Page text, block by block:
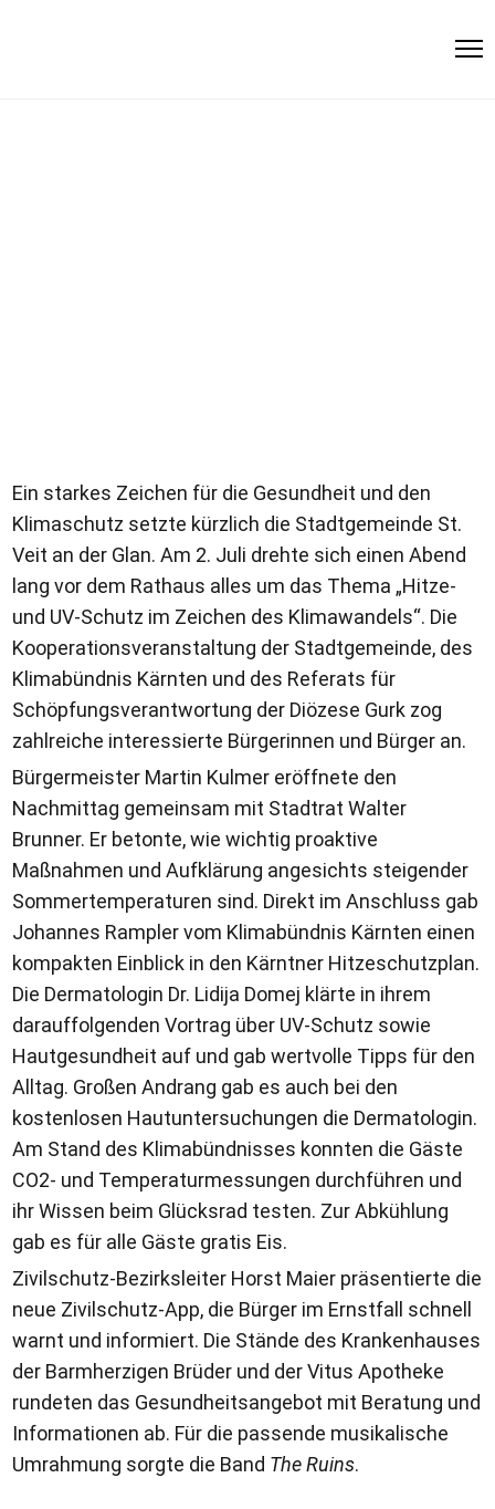
Ein starkes Zeichen für die Gesundheit und den
Klimaschutz setzte kürzlich die Stadtgemeinde St.
Veit an der Glan. Am 2. Juli drehte sich einen Abend
lang vor dem Rathaus alles um das Thema „Hitze-
und UV-Schutz im Zeichen des Klimawandels“. Die
Kooperationsveranstaltung der Stadtgemeinde, des
Klimabündnis Kärnten und des Referats für
Schöpfungsverantwortung der Diözese Gurk zog
zahlreiche interessierte Bürgerinnen und Bürger an.
Bürgermeister Martin Kulmer eröffnete den
Nachmittag gemeinsam mit Stadtrat Walter
Brunner. Er betonte, wie wichtig proaktive
Maßnahmen und Aufklärung angesichts steigender
Sommertemperaturen sind. Direkt im Anschluss gab
Johannes Rampler vom Klimabündnis Kärnten einen
kompakten Einblick in den Kärntner Hitzeschutzplan.
Die Dermatologin Dr. Lidija Domej klärte in ihrem
darauffolgenden Vortrag über UV-Schutz sowie
Hautgesundheit auf und gab wertvolle Tipps für den
Alltag. Großen Andrang gab es auch bei den
kostenlosen Hautuntersuchungen die Dermatologin.
Am Stand des Klimabündnisses konnten die Gäste
CO2- und Temperaturmessungen durchführen und
ihr Wissen beim Glücksrad testen. Zur Abkühlung
gab es für alle Gäste gratis Eis.
Zivilschutz-Bezirksleiter Horst Maier präsentierte die
neue Zivilschutz-App, die Bürger im Ernstfall schnell
warnt und informiert. Die Stände des Krankenhauses
der Barmherzigen Brüder und der Vitus Apotheke
rundeten das Gesundheitsangebot mit Beratung und
Informationen ab. Für die passende musikalische
Umrahmung sorgte die Band The Ruins.